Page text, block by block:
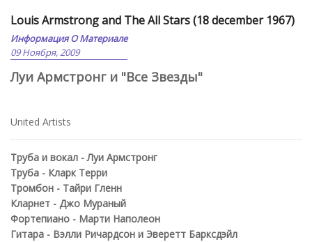
Louis Armstrong and The All Stars (18 december 1967)
Информация О Материале
09 Ноября, 2009
Луи Армстронг и "Все Звезды"
United Artists
Труба и вокал - Луи Армстронг
Труба - Кларк Терри
Тромбон - Тайри Гленн
Кларнет - Джо Мураный
Фортепиано - Марти Наполеон
Гитара - Вэлли Ричардсон и Эверетт Барксдэйл